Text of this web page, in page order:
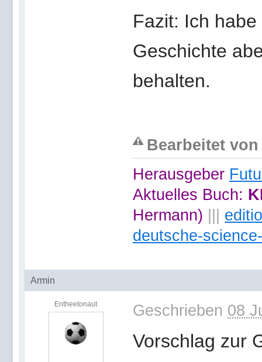
Fazit: Ich
Geschichte
behalten.
Bearbeitet von
Herausgeber
Aktuelles Buch:
Hermann)
deutsche-
Armin
Entheetonaut Geschrieben 08
Vorschlag zur